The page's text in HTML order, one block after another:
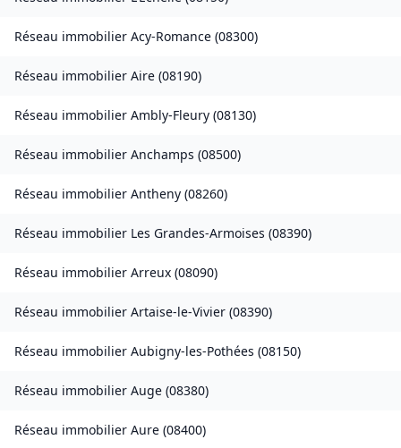
Réseau immobilier Acy-Romance (08300)
Réseau immobilier Aire (08190)
Réseau immobilier Ambly-Fleury (08130)
Réseau immobilier Anchamps (08500)
Réseau immobilier Antheny (08260)
Réseau immobilier Les Grandes-Armoises (08390)
Réseau immobilier Arreux (08090)
Réseau immobilier Artaise-le-Vivier (08390)
Réseau immobilier Aubigny-les-Pothées (08150)
Réseau immobilier Auge (08380)
Réseau immobilier Aure (08400)